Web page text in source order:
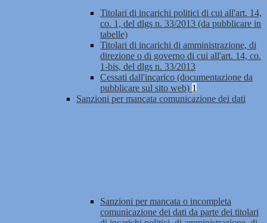
Titolari di incarichi politici di cui all'art. 14,
co. 1, del dlgs n. 33/2013 (da pubblicare in
tabelle)
Titolari di incarichi di amministrazione, di
direzione o di governo di cui all'art. 14, co.
1-bis, del dlgs n. 33/2013
Cessati dall'incarico (documentazione da
pubblicare sul sito web) 1
Sanzioni per mancata comunicazione dei dati
Sanzioni per mancata o incompleta
comunicazione dei dati da parte dei titolari